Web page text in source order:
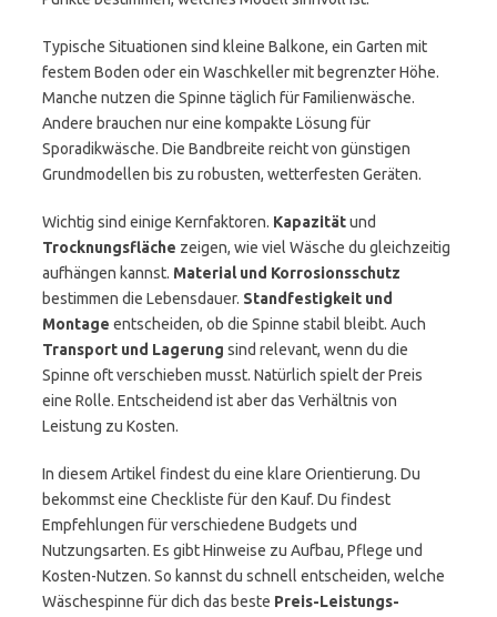
Typische Situationen sind kleine Balkone, ein Garten mit
festem Boden oder ein Waschkeller mit begrenzter Höhe.
Manche nutzen die Spinne täglich für Familienwäsche.
Andere brauchen nur eine kompakte Lösung für
Sporadikwäsche. Die Bandbreite reicht von günstigen
Grundmodellen bis zu robusten, wetterfesten Geräten.
Wichtig sind einige Kernfaktoren. Kapazitätund
Trocknungsfläche zeigen, wie viel Wäsche du gleichzeitig
aufhängen kannst. Material und Korrosionsschutz
bestimmen die Lebensdauer. Standfestigkeit und
Montage entscheiden, ob die Spinne stabil bleibt. Auch
Transport und Lagerung sind relevant, wenn du die
Spinne oft verschieben musst. Natürlich spielt der Preis
eine Rolle. Entscheidend ist aber das Verhältnis von
Leistung zu Kosten.
In diesem Artikel findest du eine klare Orientierung. Du
bekommst eine Checkliste für den Kauf. Du findest
Empfehlungen für verschiedene Budgets und
Nutzungsarten. Es gibt Hinweise zu Aufbau, Pflege und
Kosten-Nutzen. So kannst du schnell entscheiden, welche
Wäschespinne für dich das beste Preis-Leistungs-